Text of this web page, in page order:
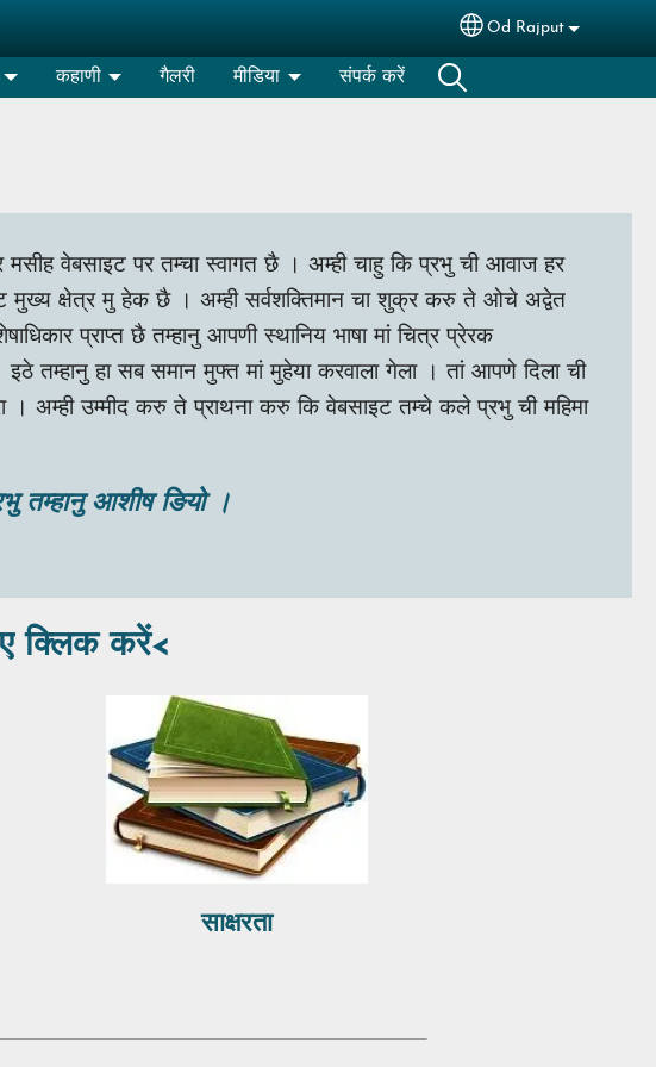
Select your
Od Rajput
कहाणी गैलरी मीडिया संपर्क करें
वेबसाइट पर तम्चा स्वागत छै । अम्ही चाहु कि प्रभु ची आवाज हर
क्षेत्र मु हेक छै । अम्ही सर्वशक्तिमान चा शुक्र करु ते ओचे अद्वेत
प्राप्त छै तम्हानु आपणी स्थानिय भाषा मां चित्र प्रेरक
तम्हानु हा सब समान मुफ्त मां मुहेया करवाला गेला । तां आपणे दिला ची
। अम्ही उम्मीद करु ते प्राथना करु कि वेबसाइट तम्चे कले प्रभु ची महिमा
तम्हानु आशीष ङियो ।
क्लिक करें<
साक्षरता